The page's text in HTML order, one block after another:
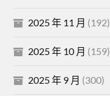
2025 年 11 月 (192)
2025 年 10 月 (159)
2025 年 9 月 (300)